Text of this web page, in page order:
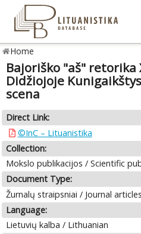
Home
Bajoriško "aš" retorika
Didžiojoje
scena
Direct Link:
©InC – Lituanistika
Collection:
Mokslo publikacijos / Scientific
Document Type:
Žurnalų straipsniai / Journal articles
Language:
Lietuvių kalba / Lithuanian